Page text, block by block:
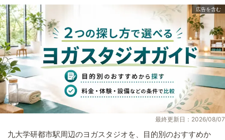
最終更新日：2026/08/07
九大学研都市駅周辺のヨガスタジオを、目的別のおすすめか